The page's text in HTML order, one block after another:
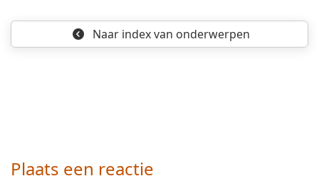
Naar indexvan onderwerpen
Plaats een reactie